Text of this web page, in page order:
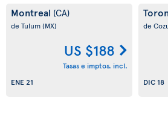
Montreal (CA)
de Tulum(MX)
US $188
Tasas e imptos. incl.
ENE 21
de
DIC 18